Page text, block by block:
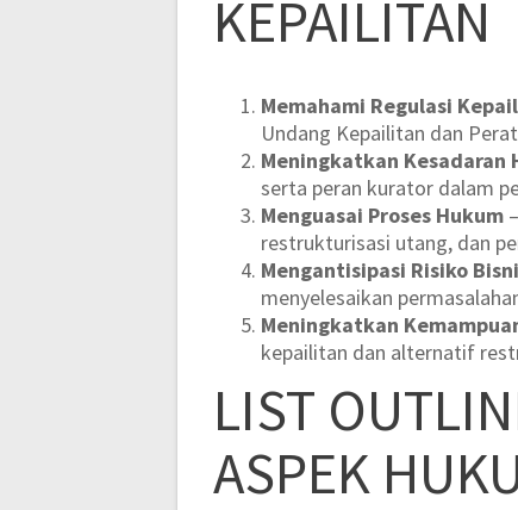
KEPAILITAN
Memahami Regulasi
Undang Kepailitan dan
Meningkatkan Kesadaran
serta peran kurator dalam
Menguasai Proses Hukum
restrukturisasi utang, dan
Mengantisipasi Risiko
menyelesaikan
Meningkatkan
kepailitan dan alternatif
LIST
ASPEK